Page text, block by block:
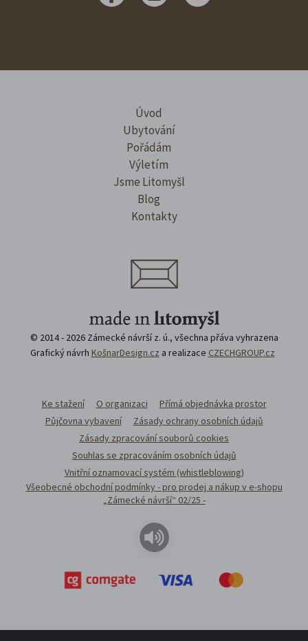
Úvod
Ubytování
Pořádám
Výletím
Jsme Litomyšl
Blog
Kontakty
© 2014 - 2026 Zámecké návrší z. ú., všechna přáva vyhrazena
Grafický návrh KošnarDesign.cz a realizace CZECHGROUP.cz
Ke stažení O organizaci
Přímá objednávka prostor
Půjčovna vybavení
Zásady ochrany osobních údajů
Zásady zpracování souborů cookies
Souhlas se zpracováním osobních údajů
Vnitřní oznamovací systém (whistleblowing)
Všeobecné obchodní podmínky - pro prodej a nákup v e-shopu
„Zámecké návrší“ 02/25 -